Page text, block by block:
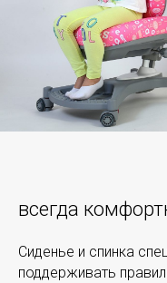
всегда
Сиденье и спинка
поддерживать